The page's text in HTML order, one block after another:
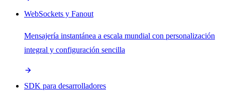
WebSockets y Fanout
Mensajería instantánea a escala mundial con personalización
integral y configuración sencilla
SDK para desarrolladores